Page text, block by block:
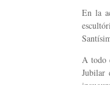
En la
A todo
Jubilar